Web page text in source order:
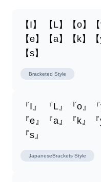
【I】 【L】【o】
【e】【a】【k】
【s】
Bracketed Style
『I』 『L』『o』
『e』『a』『k』
『s』
JapaneseBrackets Style